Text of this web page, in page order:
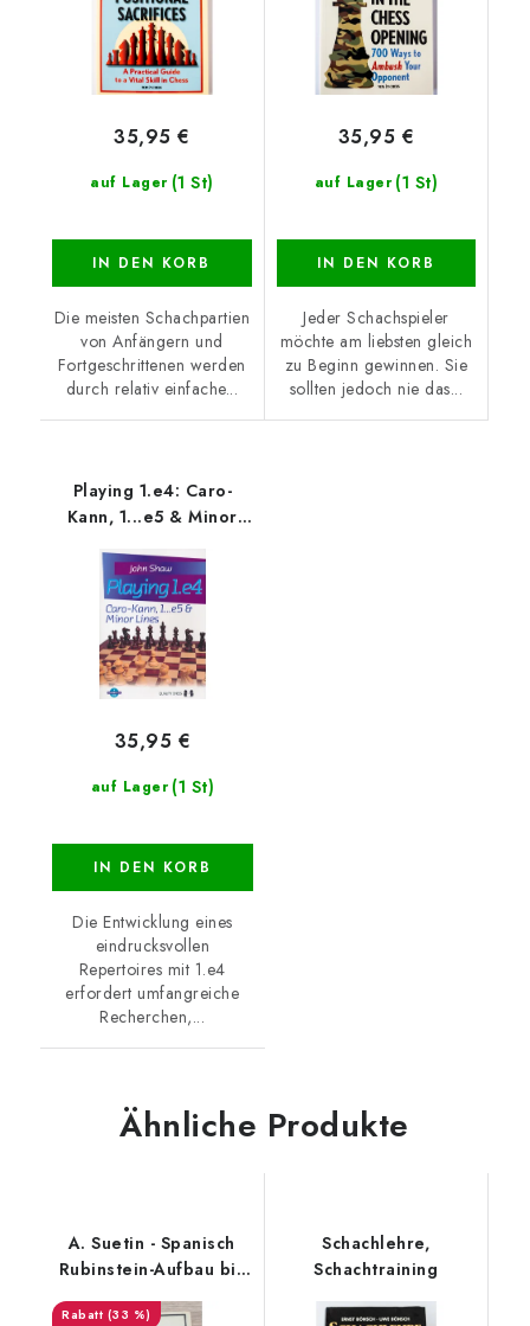
auf Lager (1 St)
35,95 €
IN DEN KORB
Die meisten Schachpartien
von Anfängern und
Fortgeschrittenen werden
durch relativ einfache...
auf Lager (1 St)
35,95 €
IN DEN KORB
Jeder Schachspieler
möchte am liebsten gleich
zu Beginn gewinnen. Sie
sollten jedoch nie das...
Playing 1.e4: Caro-
Kann, 1...e5 & Minor
auf Lager (1 St)
35,95 €
IN DEN KORB
Die Entwicklung eines
eindrucksvollen
Repertoires mit 1.e4
erfordert umfangreiche
Recherchen,...
Ähnliche Produkte
A. Suetin - Spanisch
Rubinstein-Aufbau bis
Breyer-System
(33 %)
Schachlehre,
Schachtraining